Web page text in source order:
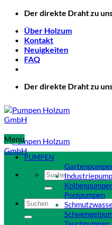
Zum
springen
Der direkte Draht zu
Über Holzum
Kontakt
Neuigkeiten
FAQ
Der direkte Draht zu
Suchen
nach:
Suchen
nach:
Menu
PUMPEN
Poolpumpen